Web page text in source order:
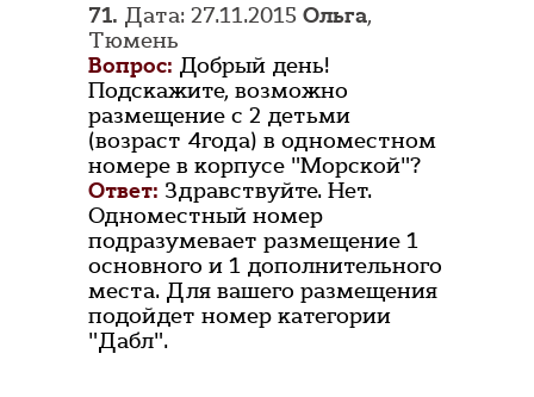
71. Дата: 27.11.2015 Ольга,
Тюмень
Вопрос: Добрый день!
Подскажите, возможно
размещение с 2 детьми
(возраст 4года) в одноместном
номере в корпусе "Морской"?
Ответ: Здравствуйте. Нет.
Одноместный номер
подразумевает размещение 1
основного и 1 дополнительного
места. Для вашего размещения
подойдет номер категории
"Дабл".